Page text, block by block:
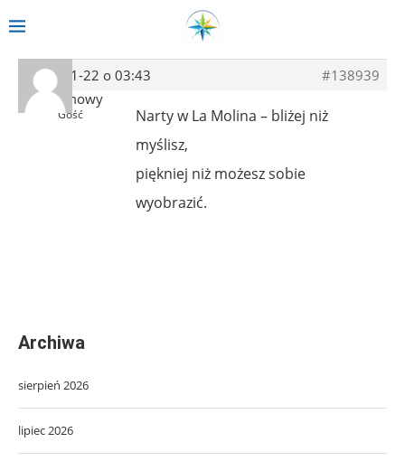
2014-01-22 o 03:43
#138939
Anonimowy
Gość
Narty w La Molina – bliżej niż
myślisz,
piękniej niż możesz sobie
wyobrazić.
Archiwa
sierpień 2026
lipiec 2026